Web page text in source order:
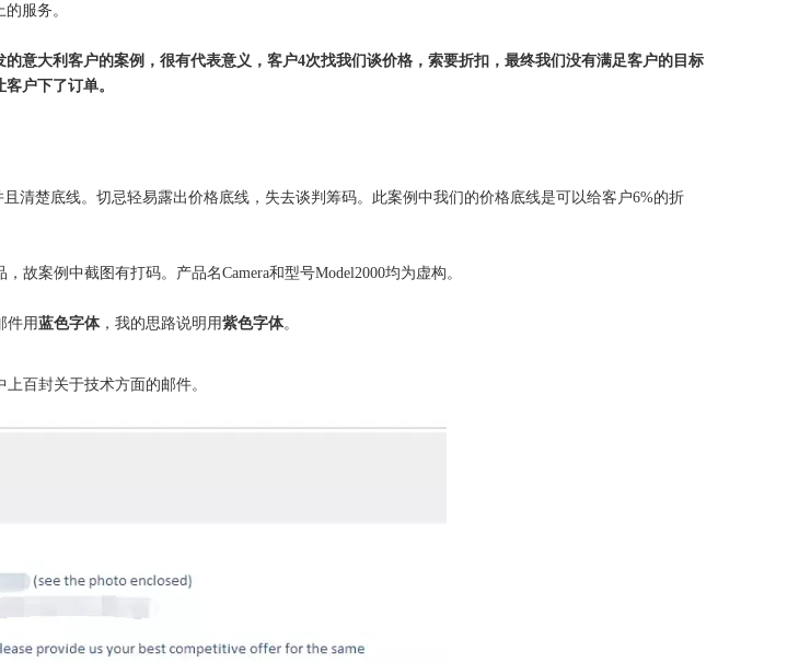
服务。
意大利客户的案例，很有代表意义，客户4次找我们谈价格，索要折扣，最终我们没有满足客户的目标
户下了订单。
清楚底线。切忌轻易露出价格底线，失去谈判筹码。此案例中我们的价格底线是可以给客户6%的折
故案例中截图有打码。产品名Camera和型号Model2000均为虚构。
件用蓝色字体，我的思路说明用紫色字体。
百封关于技术方面的邮件。